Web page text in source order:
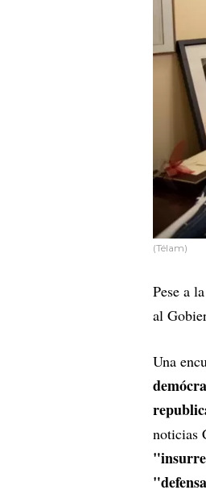
(Télam)
Pese a
al
Una
noticias